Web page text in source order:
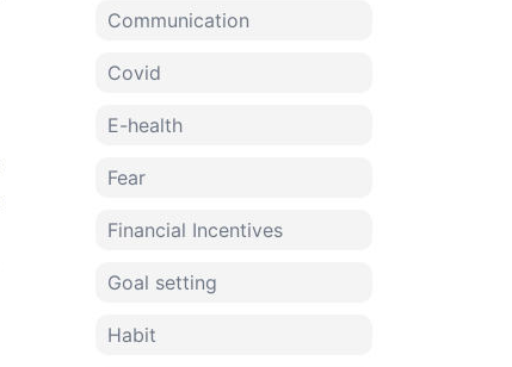
Communication
Covid
E-health
Fear
Financial Incentives
Goal setting
Habit